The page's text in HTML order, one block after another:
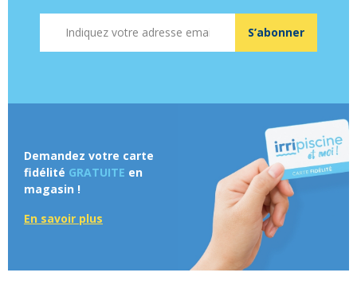
S’abonner
Demandez votre carte
fidélité GRATUITE en
magasin !
En savoir plus